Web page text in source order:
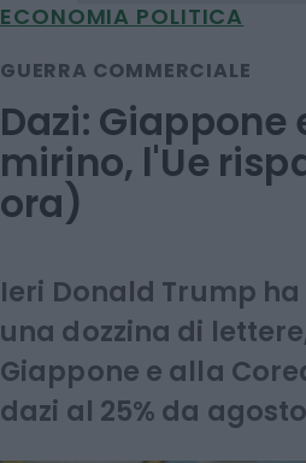
ECONOMIA POLITICA
GUERRA COMMERCIALE
Dazi: Giappone
mirino, l'Ue
ora)
Ieri Donald Trump
una dozzina di
Giappone e alla
dazi al 25% da agosto